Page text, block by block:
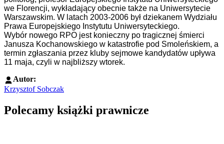
we Florencji, wykładający obecnie także na Uniwersytecie
Warszawskim. W latach 2003-2006 był dziekanem Wydziału
Prawa Europejskiego Instytutu Uniwersyteckiego.
Wybór nowego RPO jest konieczny po tragicznej śmierci
Janusza Kochanowskiego w katastrofie pod Smoleńskiem, a
termin zgłaszania przez kluby sejmowe kandydatów upływa
11 maja, czyli w najbliższy wtorek.
Autor:
Krzysztof Sobczak
Polecamy książki prawnicze